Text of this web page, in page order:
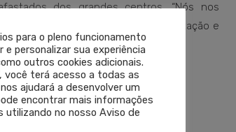
dos grandes centros. “Nós nos
de buscar uma melhor orientação e
para o pleno funcionamento
personalizar sua experiência
outros cookies adicionais.
você terá acesso a todas as
ajudará a desenvolver um
encontrar mais informações
utilizando no nosso Aviso de